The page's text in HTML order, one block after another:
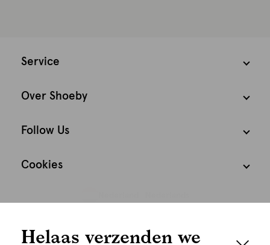
Service
Over Shoeby
Follow Us
Cookies
Helaas verzenden we